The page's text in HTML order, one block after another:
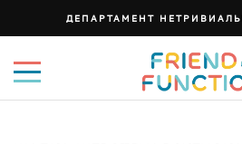
ДЕПАРТАМЕНТ